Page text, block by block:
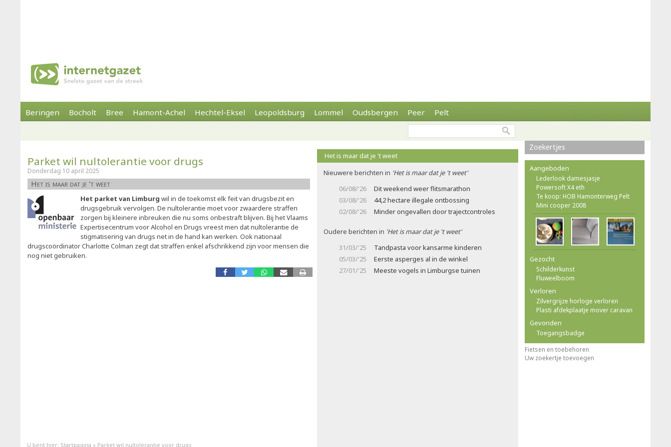
Beringen Bocholt Bree Hamont-Achel Hechtel-Eksel Leopoldsburg Lommel Oudsbergen Peer Pelt
Parket wil nultolerantie voor drugs
Donderdag 10 april 2025
Het is maar dat je 't weet
Het parket van Limburg wil in de toekomst elk feit van drugsbezit en
drugsgebruik vervolgen. De nultolerantie moet voor zwaardere straffen
zorgen bij kleinere inbreuken die nu soms onbestraft blijven. Bij het Vlaams
Expertisecentrum voor Alcohol en Drugs vreest men dat nultolerantie de
stigmatisering van drugs net in de hand kan werken. Ook nationaal
drugscoördinator Charlotte Colman zegt dat straffen enkel afschrikkend zijn voor mensen die
nog niet gebruiken.
Het is maar dat je 't weet
Nieuwere berichten in 'Het is maar dat je 't weet'
06/08/'26
Dit weekend weer flitsmarathon
03/08/'26
44,2 hectare illegale ontbossing
02/08/'26
Minder ongevallen door trajectcontroles
Oudere berichten in 'Het is maar dat je 't weet'
31/03/'25
Tandpasta voor kansarme kinderen
05/03/'25
Eerste asperges al in de winkel
27/01/'25
Meeste vogels in Limburgse tuinen
Zoekertjes
Aangeboden
Lederlook damesjasje
Powersoft X4 eth
Te koop: HOB Hamonterweg Pelt
Mini cooper 2008
Gezocht
Schilderkunst
Fluweelboom
Verloren
Zilvergrijze horloge verloren
Plasti afdekplaatje mover caravan
Gevonden
Toegangsbadge
Fietsen en toebehoren
Uw zoekertje toevoegen
U bent hier: Startpagina » Parket wil nultolerantie voor drugs